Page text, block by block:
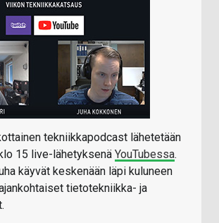
tekniikkapodcast lähetetään
15 live-lähetyksenä YouTubessa.
käyvät keskenään läpi kuluneen
tietotekniikka- ja